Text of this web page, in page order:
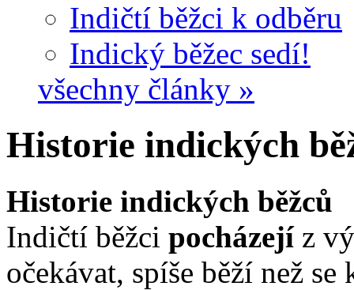
Indičtí běžci k odběru
Indický běžec sedí!
všechny články »
Historie indických
Historie indických běžců
Indičtí běžci pocházejí z
očekávat, spíše běží než